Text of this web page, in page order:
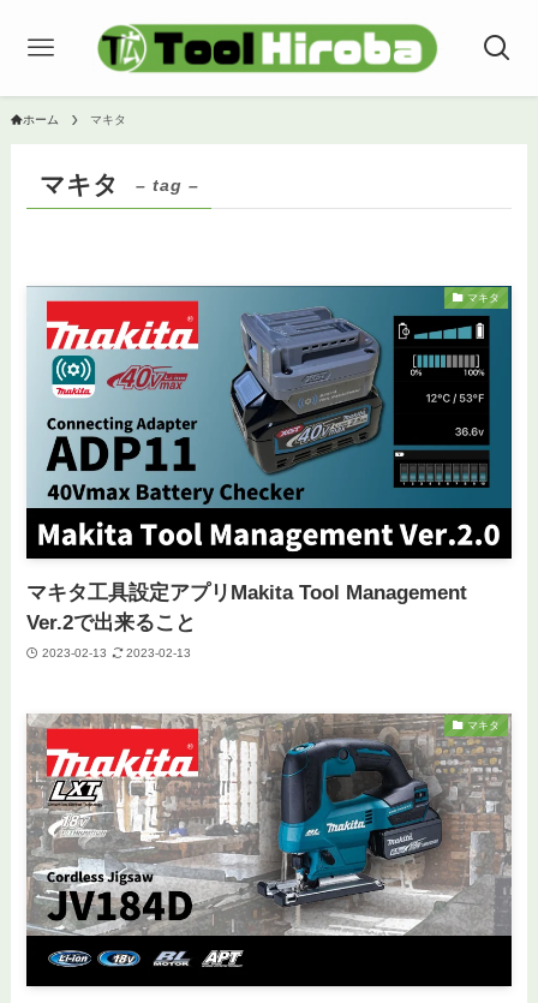
ホーム マキタ
マキタ – tag –
マキタ
マキタ工具設定アプリMakita Tool Management
Ver.2で出来ること
2023-02-13 2023-02-13
マキタ